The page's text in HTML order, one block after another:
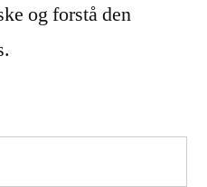
og forstå den